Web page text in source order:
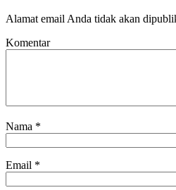
Alamat email Anda tidak akan
Komentar
Nama *
Email *